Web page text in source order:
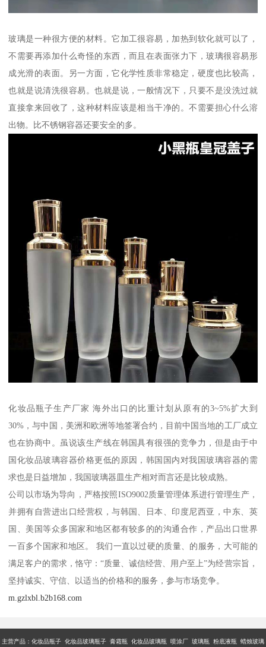
玻璃是一种很方便的材料。它加工很容易，加热到软化就可以了，
不需要再添加什么奇怪的东西，而且在表面张力下，玻璃很容易形
成光滑的表面。另一方面，它化学性质非常稳定，硬度也比较高，
也就是说清洗很容易。也就是说，一般情况下，只要不是没洗过就
直接拿来回收了，这种材料应该是相当干净的。不需要担心什么溶
出物。比不锈钢容器还要安全的多。
化妆品瓶子生产厂家 海外出口的比重计划从原有的3~5%扩大到
30%，与中国，美洲和欧洲等地签署合约，目前中国当地的工厂成立
也在协商中。虽说该生产线在韩国具有很强的竞争力，但是由于中
国化妆品玻璃容器价格更低的原因，韩国国内对我国玻璃容器的需
求也是日益增加，我国玻璃器皿生产相对而言还是比较成熟。
公司以市场为导向，严格按照ISO9002质量管理体系进行管理生产，
并拥有自营进出口经营权，与韩国、日本、印度尼西亚，中东、英
国、美国等众多国家和地区都有较多的的沟通合作，产品出口世界
一百多个国家和地区。 我们一直以过硬的质量、的服务，大可能的
满足客户的需求，恪守：“质量、诚信经营、用户至上”为经营宗旨，
坚持诚实、守信、以适当的价格和的服务，参与市场竞争。
m.gzlxbl.b2b168.com
主营产品： 化妆品瓶子 化妆品玻璃瓶子 膏霜瓶 化妆品玻璃瓶 喷涂厂 玻璃瓶 粉底液瓶 蜡烛玻璃